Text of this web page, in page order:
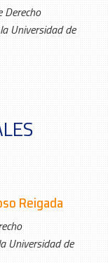
Derecho
Universidad de
Reigada
Universidad de